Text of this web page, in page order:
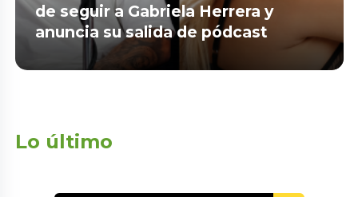
de seguir a Gabriela Herrera y
anuncia su salida de pódcast
Lo último